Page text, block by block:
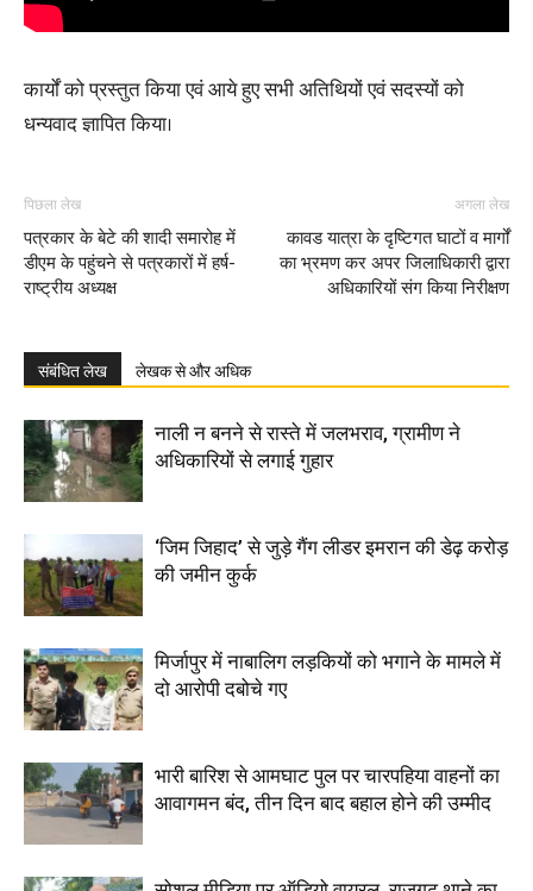
कार्यों को प्रस्तुत किया एवं आये हुए सभी अतिथियों एवं सदस्यों को
धन्यवाद ज्ञापित किया।
पिछला लेख
पत्रकार के बेटे की शादी समारोह में
डीएम के पहुंचने से पत्रकारों में हर्ष-
राष्ट्रीय अध्यक्ष
अगला लेख
कावड यात्रा के दृष्टिगत घाटों व मार्गों
का भ्रमण कर अपर जिलाधिकारी द्वारा
अधिकारियों संग किया निरीक्षण
संबंधित लेख लेखक से और अधिक
नाली न बनने से रास्ते में जलभराव, ग्रामीण ने
अधिकारियों से लगाई गुहार
‘जिम जिहाद’ से जुड़े गैंग लीडर इमरान की डेढ़ करोड़
की जमीन कुर्क
मिर्जापुर में नाबालिग लड़कियों को भगाने के मामले में
दो आरोपी दबोचे गए
भारी बारिश से आमघाट पुल पर चारपहिया वाहनों का
आवागमन बंद, तीन दिन बाद बहाल होने की उम्मीद